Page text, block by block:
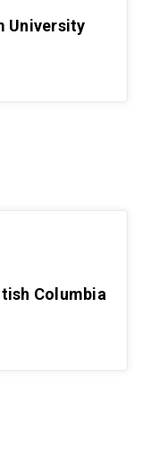
University
Columbia